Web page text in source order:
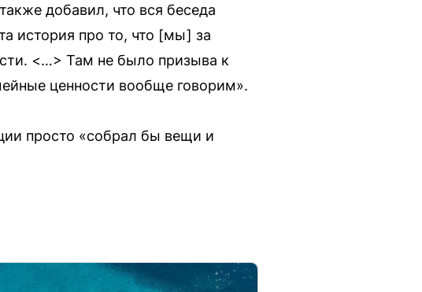
добавил, что вся беседа
история про то, что [мы] за
<…> Там не было призыва к
ценности вообще говорим».
просто «собрал бы вещи и